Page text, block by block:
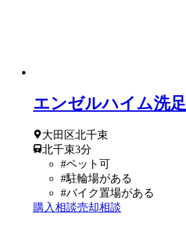
エンゼルハイム洗足
大田区北千束
北千束3分
#ペット可
#駐輪場がある
#バイク置場がある
購入相談売却相談